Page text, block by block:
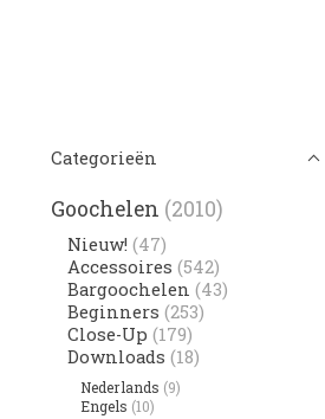
Categorieën
Goochelen (2010)
Nieuw! (47)
Accessoires (542)
Bargoochelen (43)
Beginners (253)
Close-Up (179)
Downloads (18)
Nederlands (9)
Engels (10)